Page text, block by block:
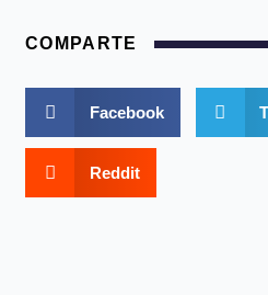
COMPARTE
Facebook
Reddit